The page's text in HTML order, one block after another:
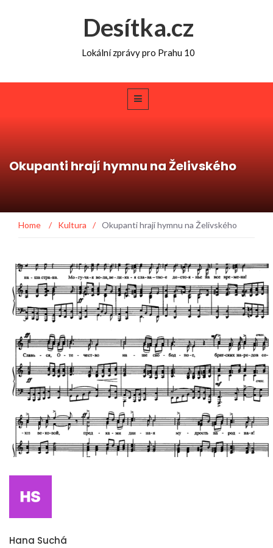
Desítka.cz
Lokální zprávy pro Prahu 10
Okupanti hrají hymnu na Želivského
Home / Kultura / Okupanti hrají hymnu na Želivského
Hana Suchá